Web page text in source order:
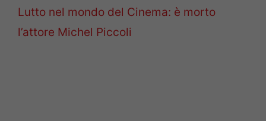
Lutto nel mondo del Cinema: è morto
l’attore Michel Piccoli